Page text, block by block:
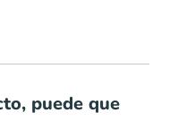
puede que